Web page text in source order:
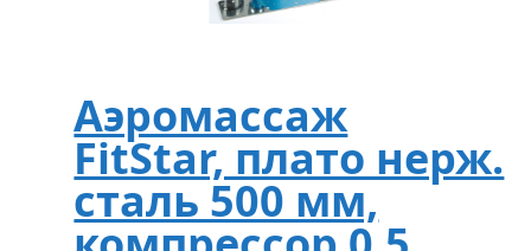
Аэромассаж
FitStar, плато нерж.
сталь 500 мм,